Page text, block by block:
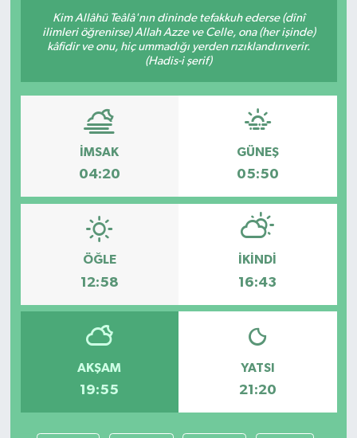
Kim Allâhü Teâlâ'nın dininde tefakkuh ederse (dînî
ilimleri öğrenirse) Allah Azze ve Celle, ona (her işinde)
kâfidir ve onu, hiç ummadığı yerden rızıklandırıverir.
(Hadis-i şerif)
İMSAK
04:20
GÜNEŞ
05:50
ÖĞLE
12:58
İKINDI
16:43
AKŞAM
19:55
YATSI
21:20
OTO DETAY
SON DAKİKA